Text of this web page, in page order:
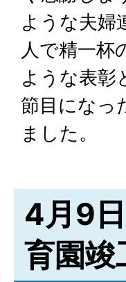
ような夫婦
人で精一杯
ような表彰
節目になっ
ました。
4月9
育園竣